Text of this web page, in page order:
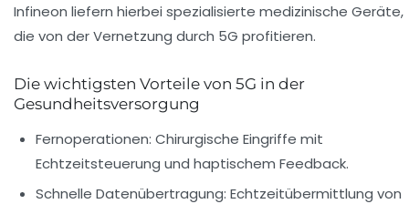
Infineon liefern hierbei spezialisierte medizinische Geräte,
die von der Vernetzung durch 5G profitieren.
Die wichtigsten Vorteile von 5G in der
Gesundheitsversorgung
Fernoperationen: Chirurgische Eingriffe mit
Echtzeitsteuerung und haptischem Feedback.
Schnelle Datenübertragung: Echtzeitübermittlung von